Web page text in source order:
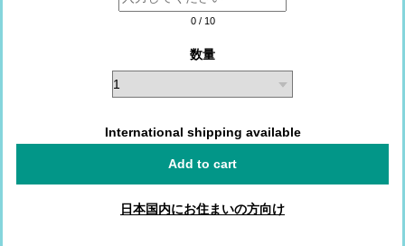
0/ 10
数量
International shipping available
Add to cart
日本国内にお住まいの方向け